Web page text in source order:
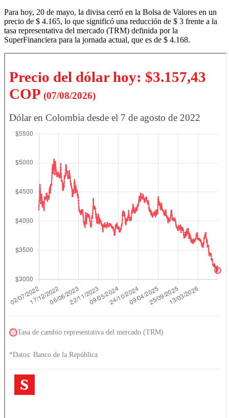
Para hoy, 20 de mayo, la divisa cerró en la Bolsa de Valores en un
precio de $ 4.165, lo que significó una reducción de $ 3 frente a la
tasa representativa del mercado (TRM) definida por la
SuperFinanciera para la jornada actual, que es de $ 4.168.